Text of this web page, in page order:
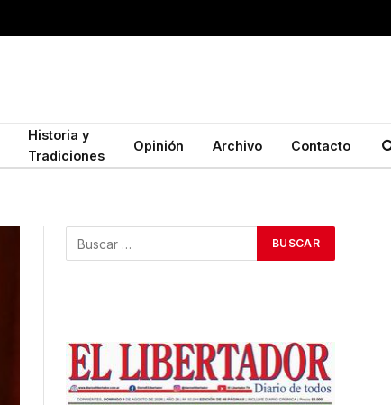
Historia y
Tradiciones
Opinión Archivo Contacto